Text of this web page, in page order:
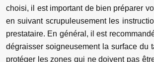
choisi, il est important de bien préparer
en suivant scrupuleusement les
prestataire. En général, il est
dégraisser soigneusement la surface du
protéger les zones qui ne doivent pas